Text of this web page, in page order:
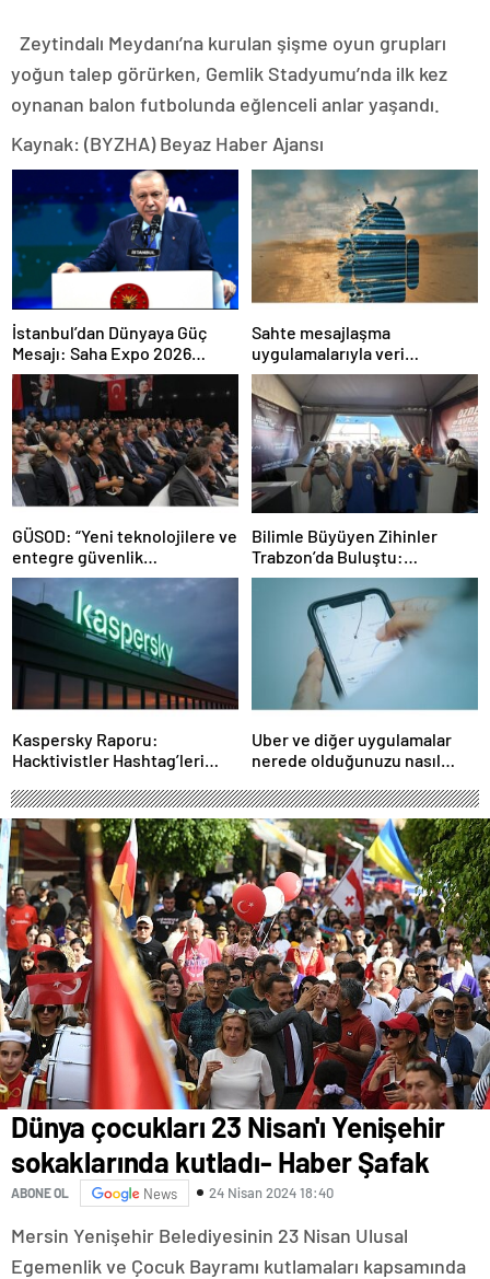
Zeytindalı Meydanı’na kurulan şişme oyun grupları
yoğun talep görürken, Gemlik Stadyumu’nda ilk kez
oynanan balon futbolunda eğlenceli anlar yaşandı.
Kaynak: (BYZHA) Beyaz Haber Ajansı
İstanbul’dan Dünyaya Güç
Mesajı: Saha Expo 2026
Rekorlarla Kapılarını Kapattı
Sahte mesajlaşma
uygulamalarıyla veri
sızdırıyorlar- Haber Şafak
GÜSOD: “Yeni teknolojilere ve
entegre güvenlik
sistemlerine önem artacak”-
Haber Şafak
Bilimle Büyüyen Zihinler
Trabzon’da Buluştu:
STEAMFEST’te Bilim Rüzgârı
Esti!- Haber Şafak
Kaspersky Raporu:
Hacktivistler Hashtag’leri
Kullanıyor, 2025’te
Saldırılarda DDoS Öne
Çıkıyor- Haber Şafak
Uber ve diğer uygulamalar
nerede olduğunuzu nasıl
Dünya çocukları 23 Nisan'ı Yenişehir
sokaklarında kutladı- Haber Şafak
ABONE OL News 24 Nisan 2024 18:40
Mersin Yenişehir Belediyesinin 23 Nisan Ulusal
Egemenlik ve Çocuk Bayramı kutlamaları kapsamında